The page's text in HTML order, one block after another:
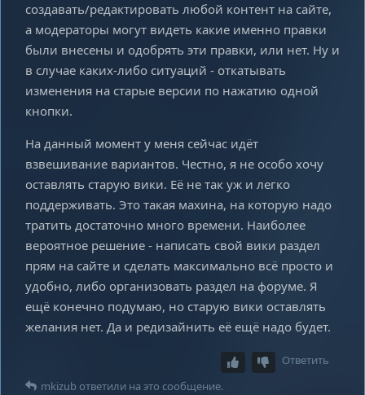
создавать/редактировать любой контент на сайте,
а модераторы могут видеть какие именно правки
были внесены и одобрять эти правки, или нет. Ну и
в случае каких-либо ситуаций - откатывать
изменения на старые версии по нажатию одной
кнопки.
На данный момент у меня сейчас идёт
взвешивание вариантов. Честно, я не особо хочу
оставлять старую вики. Её не так уж и легко
поддерживать. Это такая махина, на которую надо
тратить достаточно много времени. Наиболее
вероятное решение - написать свой вики раздел
прям на сайте и сделать максимально всё просто и
удобно, либо организовать раздел на форуме. Я
ещё конечно подумаю, но старую вики оставлять
желания нет. Да и редизайнить её ещё надо будет.
Ответить
mkizub ответили на это сообщение.